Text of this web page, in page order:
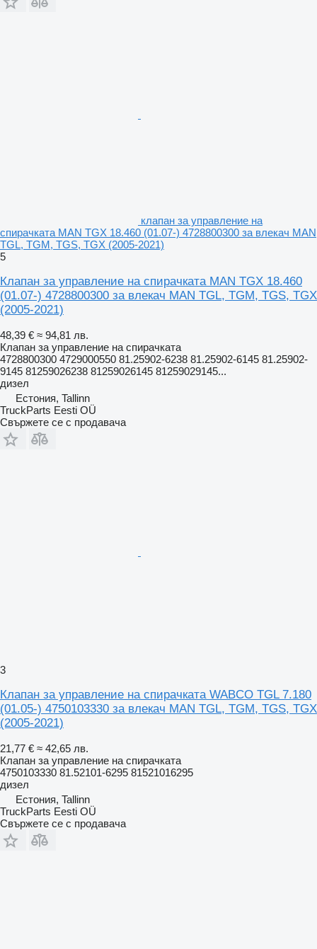
клапан за управление на
спирачката MAN TGX 18.460 (01.07-) 4728800300 за влекач MAN
TGL, TGM, TGS, TGX (2005-2021)
5
Клапан за управление на спирачката MAN TGX 18.460
(01.07-) 4728800300 за влекач MAN TGL, TGM, TGS, TGX
(2005-2021)
48,39 € ≈ 94,81 лв.
Клапан за управление на спирачката
4728800300 4729000550 81.25902-6238 81.25902-6145 81.25902-
9145 81259026238 81259026145 81259029145...
дизел
Естония, Tallinn
TruckParts Eesti OÜ
Свържете се с продавача
3
Клапан за управление на спирачката WABCO TGL 7.180
(01.05-) 4750103330 за влекач MAN TGL, TGM, TGS, TGX
(2005-2021)
21,77 € ≈ 42,65 лв.
Клапан за управление на спирачката
4750103330 81.52101-6295 81521016295
дизел
Естония, Tallinn
TruckParts Eesti OÜ
Свържете се с продавача